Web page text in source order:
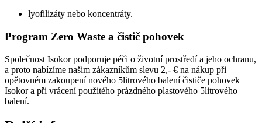
lyofilizáty nebo koncentráty.
Program Zero Waste a čistič pohovek
Společnost Isokor podporuje péči o životní prostředí a jeho ochranu,
a proto nabízíme našim zákazníkům slevu 2,- € na nákup při
opětovném zakoupení nového 5litrového balení čističe pohovek
Isokor a při vrácení použitého prázdného plastového 5litrového
balení.